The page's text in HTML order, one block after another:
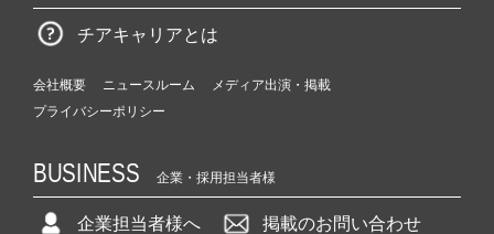
チアキャリアとは
会社概要 ニュースルーム
メディア出演・掲載
プライバシーポリシー
BUSINESS 企業・採用担当者様
企業担当者様へ 掲載のお問い合わせ